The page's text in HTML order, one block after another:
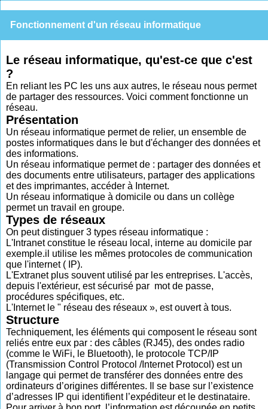
Fonctionnement d'un réseau informatique
Le réseau informatique, qu'est-ce que c'est
?
En reliant les PC les uns aux autres, le réseau nous permet
de partager des ressources. Voici comment fonctionne un
réseau.
Présentation
Un réseau informatique permet de relier, un ensemble de
postes informatiques dans le but d'échanger des données et
des informations.
Un réseau informatique permet de : partager des données et
des documents entre utilisateurs, partager des applications
et des imprimantes, accéder à Internet.
Un réseau informatique à domicile ou dans un collège
permet un travail en groupe.
Types de réseaux
On peut distinguer 3 types réseau informatique :
L'Intranet constitue le réseau local, interne au domicile par
exemple.il utilise les mêmes protocoles de communication
que l'internet ( IP).
L'Extranet plus souvent utilisé par les entreprises. L'accès,
depuis l'extérieur, est sécurisé par mot de passe,
procédures spécifiques, etc.
L'Internet le " réseau des réseaux », est ouvert à tous.
Structure
Techniquement, les éléments qui composent le réseau sont
reliés entre eux par : des câbles (RJ45), des ondes radio
(comme le WiFi, le Bluetooth), le protocole TCP/IP
(Transmission Control Protocol /Internet Protocol) est un
langage qui permet de transférer des données entre des
ordinateurs d’origines différentes. Il se base sur l’existence
d’adresses IP qui identifient l’expéditeur et le destinataire.